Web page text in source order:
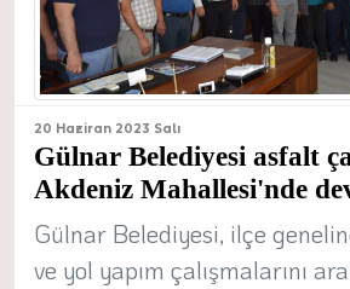
20 Haziran 2023 Salı
Gülnar Belediyesi asfalt
Akdeniz Mahallesi'nde
Gülnar Belediyesi, ilçe
ve yol yapım çalışmalarını